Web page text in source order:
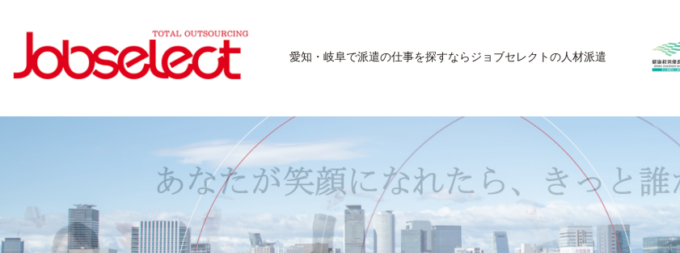
愛知・岐阜で派遣の仕事を探すならジョブセレクトの人材派遣